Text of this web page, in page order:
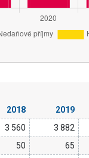
2018 2019
3 560 3 882
50 65